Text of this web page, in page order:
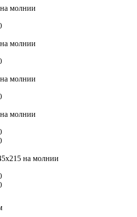
молнии
молнии
молнии
молнии
на молнии